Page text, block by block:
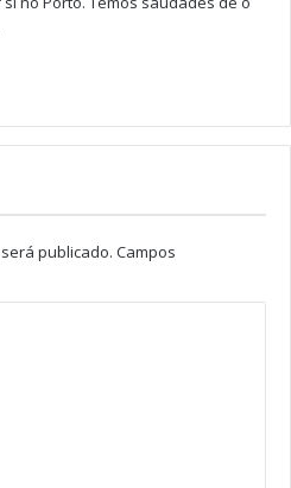
LA Féria
manuela maria
publicado. Campos